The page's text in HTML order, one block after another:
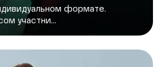
формате.
участни...